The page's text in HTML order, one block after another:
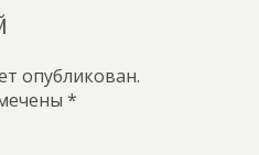
опубликован.
*